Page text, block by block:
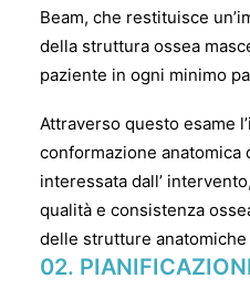
Beam, che restituisce
della struttura ossea
paziente in ogni minimo
Attraverso questo esame
conformazione anatomica
interessata dall’
qualità e consistenza
delle strutture
02.